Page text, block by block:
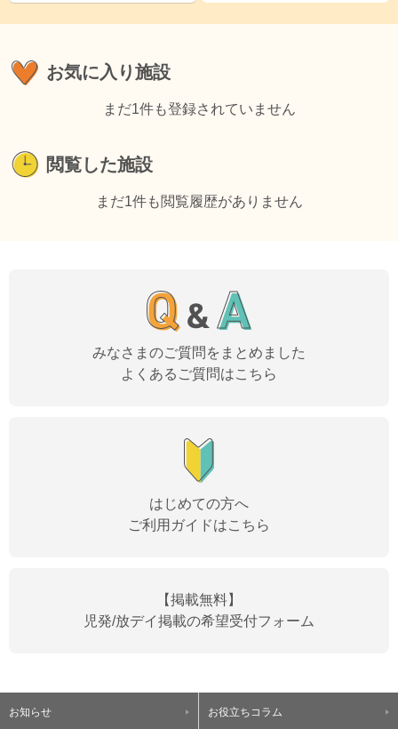
お気に入り施設
まだ1件も登録されていません
閲覧した施設
まだ1件も閲覧履歴がありません
みなさまのご質問をまとめました
よくあるご質問はこちら
はじめての方へ
ご利用ガイドはこちら
【掲載無料】
児発/放デイ掲載の希望受付フォーム
お知らせ お役立ちコラム